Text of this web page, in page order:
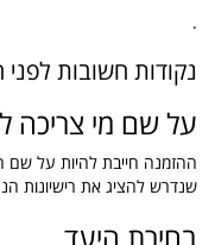
.
נקודות חשובות לפני
על שם מי צריכה
ההזמנה חייבת להיות על
שנדרש להציג את רישיונות